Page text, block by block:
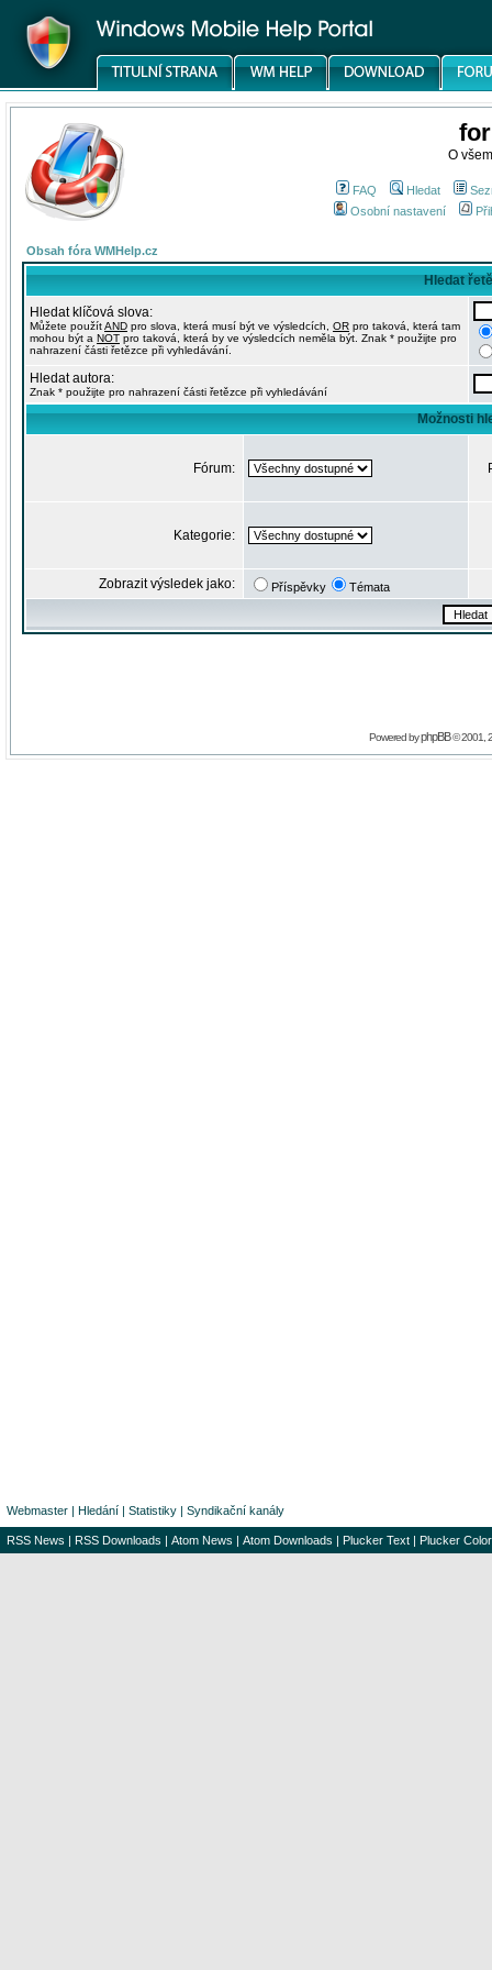
O
FAQ Hledat
Osobní nastavení
Obsah fóra WMHelp.cz
Hledat
Hledat klíčová slova:
Můžete použítAND pro slova, která musí být ve výsledcích, OR pro taková, která tam
mohou být a NOT pro taková, která by ve výsledcích neměla být. Znak * použijte pro
nahrazení části řetězce při vyhledávání.
Hledat autora:
Znak * použijte pro nahrazení části řetězce při vyhledávání
Možnosti
Fórum:
Kategorie:
Zobrazit výsledek jako: Příspěvky Témata
Powered byphpBB© 2001,
Webmaster | Hledání | Statistiky | Syndikační kanály
RSS News | RSS Downloads | Atom News | Atom Downloads | Plucker Text | Plucker Color